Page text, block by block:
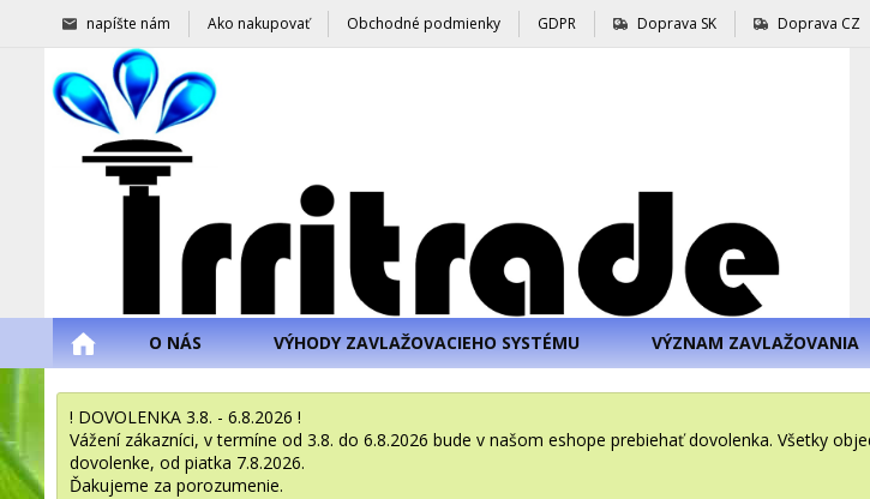
napíšte nám Ako nakupovať Obchodné podmienky GDPR Doprava SK Doprava CZ
O NÁS VÝHODY ZAVLAŽOVACIEHO SYSTÉMU VÝZNAM ZAVLAŽOVANIA
! DOVOLENKA 3.8. - 6.8.2026 !
Vážení zákazníci, v termíne od 3.8. do 6.8.2026 bude v našom eshope prebiehať dovolenka. Všetky
dovolenke, od piatka 7.8.2026.
Ďakujeme za porozumenie.